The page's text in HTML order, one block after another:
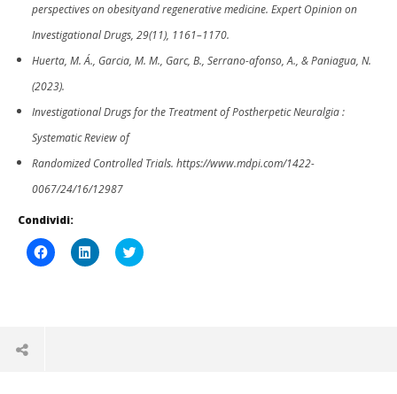
perspectives on obesityand regenerative medicine. Expert Opinion on
Investigational Drugs, 29(11), 1161–1170.
Huerta, M. Á., Garcia, M. M., Garc, B., Serrano-afonso, A., & Paniagua, N.
(2023).
Investigational Drugs for the Treatment of Postherpetic Neuralgia :
Systematic Review of
Randomized Controlled Trials. https://www.mdpi.com/1422-
0067/24/16/12987
Condividi:
Fai
clic
Fai
clic
Click
to